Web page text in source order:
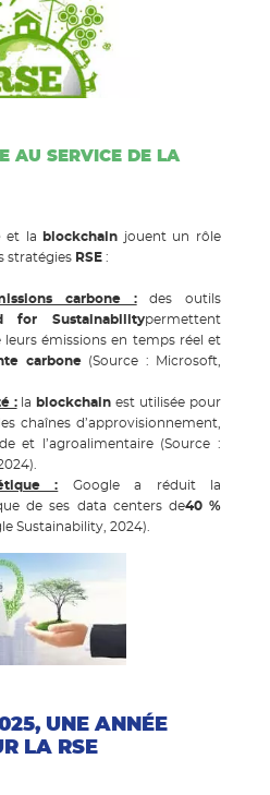
AU SERVICE DE LA
et la blockchain jouent un rôle
stratégies RSE :
carbone :des outils
for Sustainabilitypermettent
leurs émissions en temps réel et
carbone(Source : Microsoft,
:la blockchain est utilisée pour
chaînes d’approvisionnement,
et l’agroalimentaire (Source :
: Google a réduit la
de ses data centers de40 %
Sustainability, 2024).
UNE ANNÉE
LA RSE